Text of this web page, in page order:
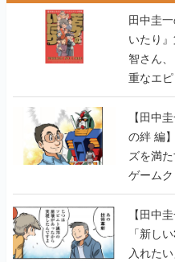
田中圭
いたり
智さん
重なエ
【田中
の絆 編
ズを満
ゲーム
【若ゲ
【田中
「新し
入れた